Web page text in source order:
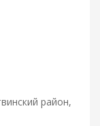
район,